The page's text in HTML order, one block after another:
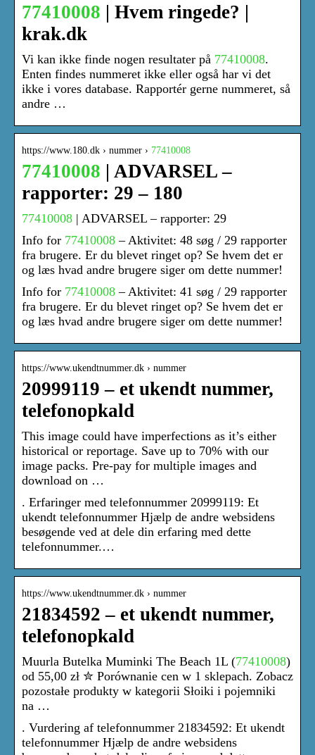
77410008 | Hvem ringede? |
krak.dk
Vi kan ikke finde nogen resultater på 77410008.
Enten findes nummeret ikke eller også har vi det
ikke i vores database. Rapportér gerne nummeret, så
andre …
https://www.180.dk › nummer › 77410008
77410008 | ADVARSEL –
rapporter: 29 – 180
77410008 | ADVARSEL – rapporter: 29
Info for 77410008 – Aktivitet: 48 søg / 29 rapporter
fra brugere. Er du blevet ringet op? Se hvem det er
og læs hvad andre brugere siger om dette nummer!
Info for 77410008 – Aktivitet: 41 søg / 29 rapporter
fra brugere. Er du blevet ringet op? Se hvem det er
og læs hvad andre brugere siger om dette nummer!
https://www.ukendtnummer.dk › nummer
20999119 – et ukendt nummer,
telefonopkald
This image could have imperfections as it’s either
historical or reportage. Save up to 70% with our
image packs. Pre-pay for multiple images and
download on …
. Erfaringer med telefonnummer 20999119: Et
ukendt telefonnummer Hjælp de andre websidens
besøgende ved at dele din erfaring med dette
telefonnummer.…
https://www.ukendtnummer.dk › nummer
21834592 – et ukendt nummer,
telefonopkald
Muurla Butelka Muminki The Beach 1L (77410008)
od 55,00 zł ✮ Porównanie cen w 1 sklepach. Zobacz
pozostałe produkty w kategorii Słoiki i pojemniki
na …
. Vurdering af telefonnummer 21834592: Et ukendt
telefonnummer Hjælp de andre websidens